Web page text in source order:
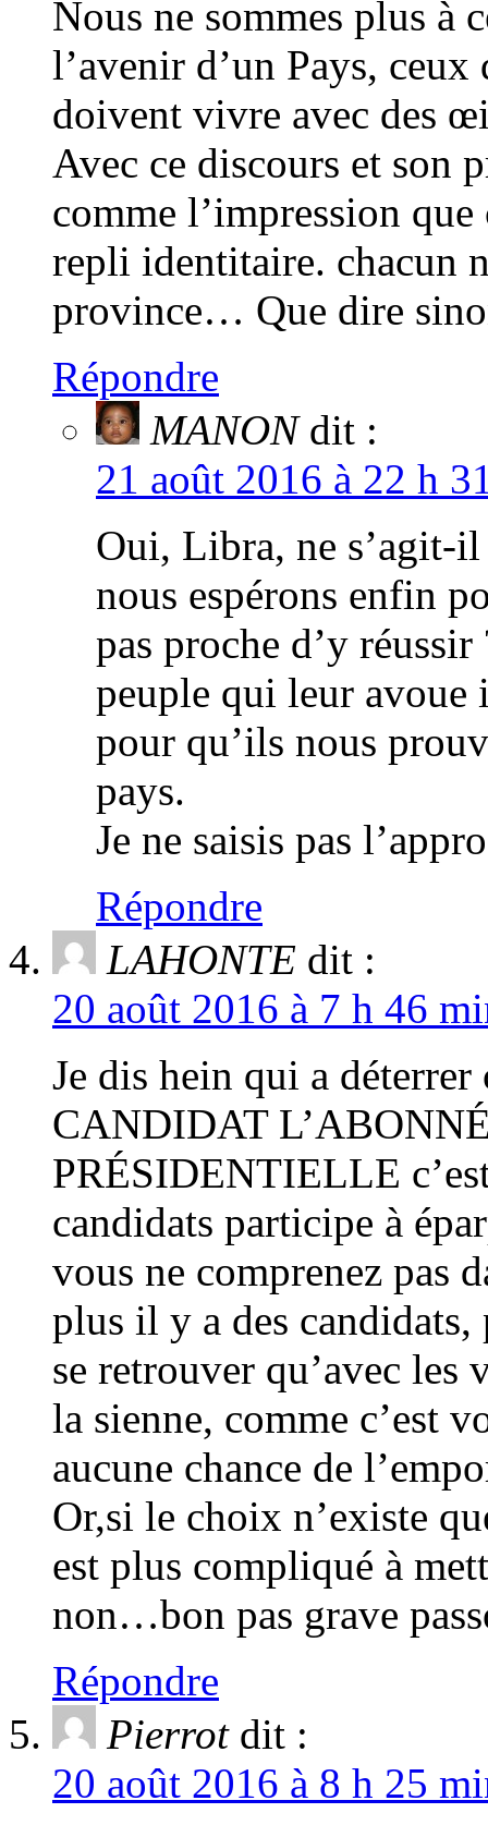
Nous ne sommes plus à
l’avenir d’un Pays,
doivent vivre avec des
Avec ce discours et son
comme l’impression
repli identitaire. chacun
province… Que dire
Répondre
MANON dit :
21 août 2016 à 22 h
Oui, Libra, ne s’agit-
nous espérons enfin
pas proche d’y
peuple qui leur avoue
pour qu’ils nous
pays.
Je ne saisis pas
Répondre
LAHONTE dit :
20 août 2016 à 7 h 46
Je dis hein qui a
CANDIDAT
PRÉSIDENTIELLE
candidats participe à
vous ne comprenez pas
plus il y a des candidats,
se retrouver qu’avec les
la sienne, comme c’est
aucune chance de
Or,si le choix n’existe
est plus compliqué à
non…bon pas grave
Répondre
Pierrot dit :
20 août 2016 à 8 h 25